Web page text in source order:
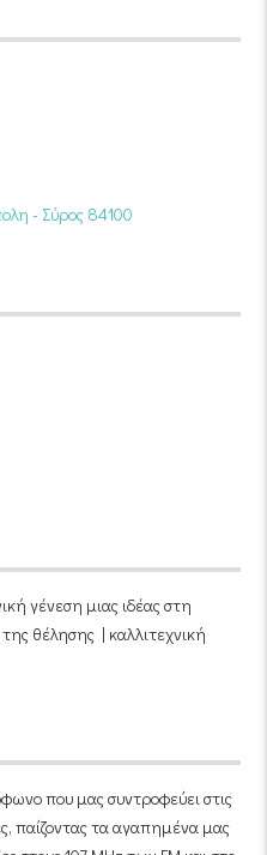
- Σύρος 84100
γένεση μιας ιδέας στη
θέλησης | καλλιτεχνική
που μας συντροφεύει στις
παίζοντας τα αγαπημένα μας